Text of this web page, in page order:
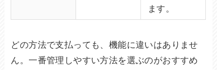
ます。
どの方法で支払っても、機能に違いはありませ
ん。一番管理しやすい方法を選ぶのがおすすめ